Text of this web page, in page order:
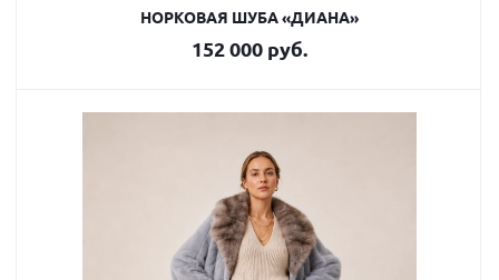
НОРКОВАЯ ШУБА «ДИАНА»
152 000 руб.